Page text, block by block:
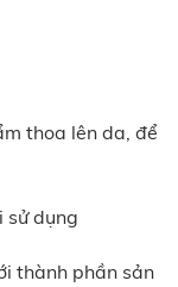
thoa lên da, để
sử dụng
thành phần sản